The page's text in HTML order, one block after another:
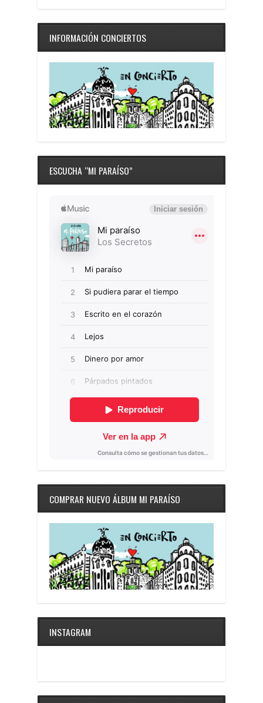
INFORMACIÓN CONCIERTOS
ESCUCHA “MI PARAÍSO”
COMPRAR NUEVO ÁLBUM MI PARAÍSO
INSTAGRAM